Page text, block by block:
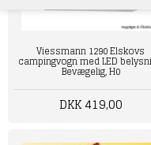
Viessmann 1290 Elskovs
campingvogn med LED
Bevægelig, H0
DKK 419,00